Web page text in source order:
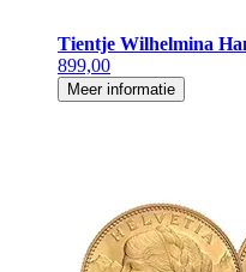
Tientje Wilhelmina
899,00
Meer informatie